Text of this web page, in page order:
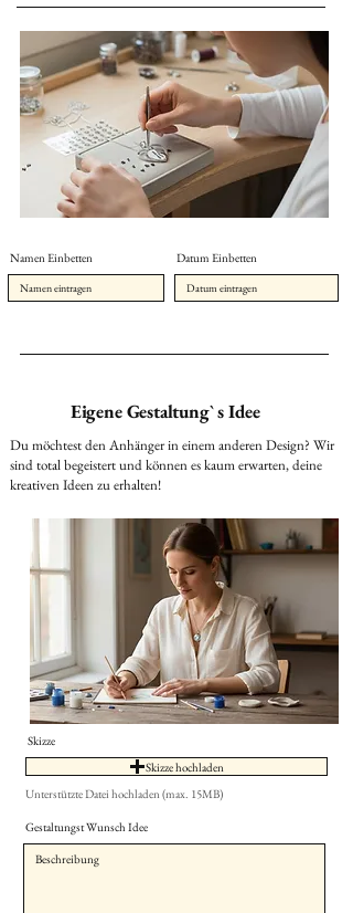
Namen Einbetten Datum Einbetten
Eigene Gestaltung` s Idee
Du möchtest den Anhänger in einem anderen Design? Wir
sind total begeistert und können es kaum erwarten, deine
kreativen Ideen zu erhalten!
Skizze
Skizze hochladen
Unterstützte Datei hochladen (max. 15MB)
Gestaltungst Wunsch Idee